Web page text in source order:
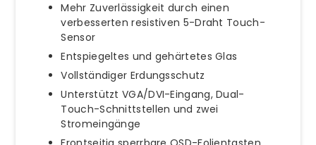
Mehr Zuverlässigkeit durch einen
verbesserten resistiven 5-Draht Touch-
Sensor
Entspiegeltes und gehärtetes Glas
Vollständiger Erdungsschutz
Unterstützt VGA/DVI-Eingang, Dual-
Touch-Schnittstellen und zwei
Stromeingänge